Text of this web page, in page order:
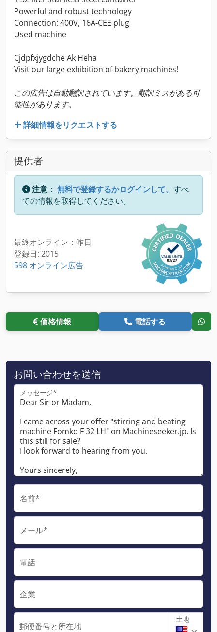
Powerful and robust technology
Connection: 400V, 16A-CEE plug
Used machine
Cjdpfxjygdche Ak Heha
Visit our large exhibition of bakery machines!
この広告は自動翻訳されています。翻訳ミスがある可
能性があります。
詳細情報をリクエストする
提供者
注意： 無料で登録するかログインして、 すべ
ての情報を取得してください。
最終オンライン：昨日
登録日: 2015
598 オンライン広告
価格情報 電話する
お問い合わせを送信
メッセージ*
名前*
メール*
電話
企業
郵便番号と所在地
土地